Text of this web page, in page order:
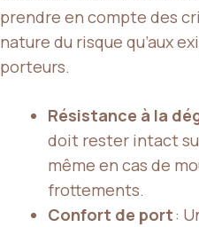
prendre en compte des
nature du risque qu’aux
porteurs.
Résistance à la
doit rester intact
même en cas de
frottements.
Confort de port: